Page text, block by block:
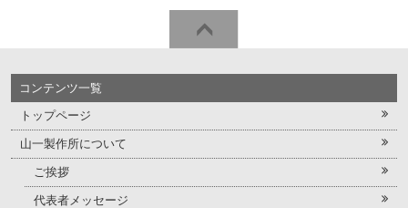
り
で
ッ
タ
ー
の
コンテンツ一覧
トップページ
山一製作所について
ご挨拶
代表者メッセージ